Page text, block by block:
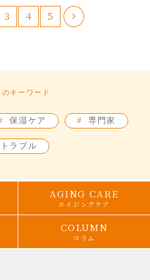
3 4 5
のキーワード
保湿ケア # 専門家
ラブル
AGING CARE
エイジングケア
COLUMN
コラム